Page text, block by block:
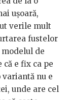
ușoară,
verile mult
fustelor
de
e fix ca pe
nu e
unde are cel